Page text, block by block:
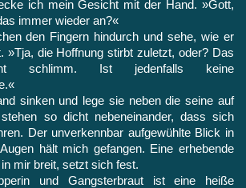
ich mein Gesicht mit der Hand. »Gott,
immer wieder an?«
den Fingern hindurch und sehe, wie er
»Tja, die Hoffnung stirbt zuletzt, oder? Das
schlimm. Ist jedenfalls keine
sinken und lege sie neben die seine auf
so dicht nebeneinander, dass sich
Der unverkennbar aufgewühlte Blick in
hält mich gefangen. Eine erhebende
mir breit, setzt sich fest.
und Gangsterbraut ist eine heiße